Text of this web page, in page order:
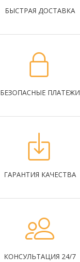
БЫСТРАЯ ДОСТАВКА
БЕЗОПАСНЫЕ ПЛАТЕЖИ
ГАРАНТИЯ КАЧЕСТВА
КОНСУЛЬТАЦИЯ 24/7